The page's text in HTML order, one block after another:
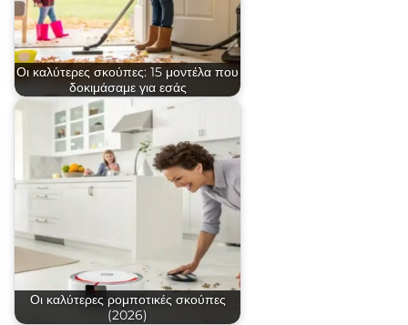
Οι καλύτερες σκούπες: 15 μοντέλα που
δοκιμάσαμε για εσάς
Οι καλύτερες ρομποτικές σκούπες
(2026)